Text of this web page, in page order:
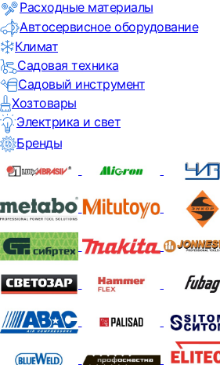
Расходные материалы
Автосервисное оборудование
Климат
Садовая техника
Садовый инструмент
Хозтовары
Электрика и свет
Бренды